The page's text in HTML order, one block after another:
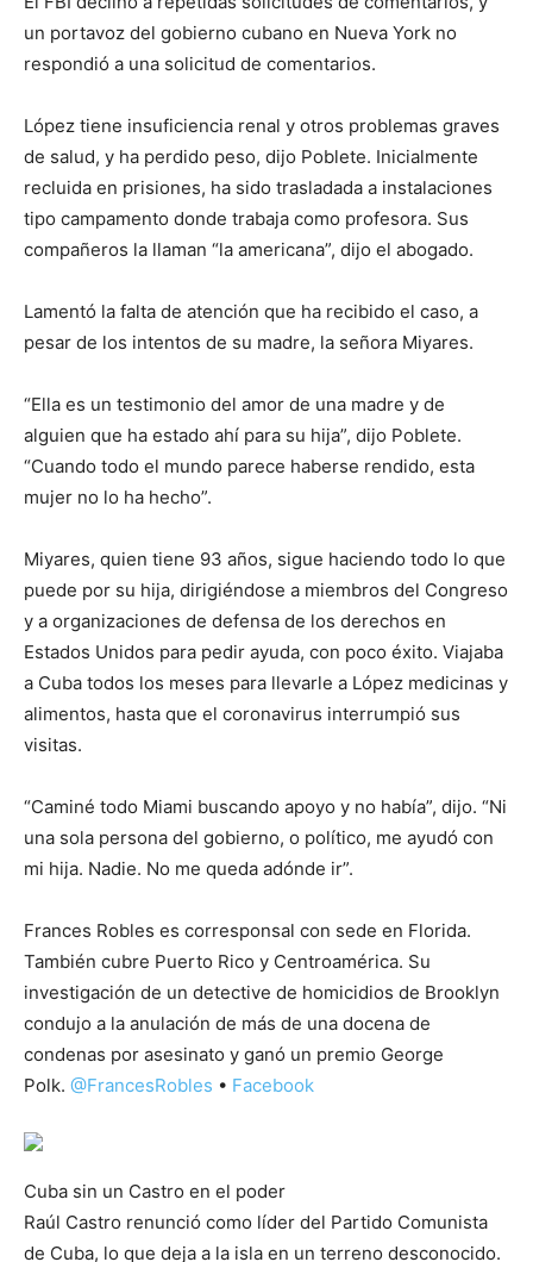
un portavoz del gobierno cubano en Nueva York no
respondió a una solicitud de comentarios.
López tiene insuficiencia renal y otros problemas graves
de salud, y ha perdido peso, dijo Poblete. Inicialmente
recluida en prisiones, ha sido trasladada a instalaciones
tipo campamento donde trabaja como profesora. Sus
compañeros la llaman “la americana”, dijo el abogado.
Lamentó la falta de atención que ha recibido el caso, a
pesar de los intentos de su madre, la señora Miyares.
“Ella es un testimonio del amor de una madre y de
alguien que ha estado ahí para su hija”, dijo Poblete.
“Cuando todo el mundo parece haberse rendido, esta
mujer no lo ha hecho”.
Miyares, quien tiene 93 años, sigue haciendo todo lo que
puede por su hija, dirigiéndose a miembros del Congreso
y a organizaciones de defensa de los derechos en
Estados Unidos para pedir ayuda, con poco éxito. Viajaba
a Cuba todos los meses para llevarle a López medicinas y
alimentos, hasta que el coronavirus interrumpió sus
visitas.
“Caminé todo Miami buscando apoyo y no había”, dijo. “Ni
una sola persona del gobierno, o político, me ayudó con
mi hija. Nadie. No me queda adónde ir”.
Frances Robles es corresponsal con sede en Florida.
También cubre Puerto Rico y Centroamérica. Su
investigación de un detective de homicidios de Brooklyn
condujo a la anulación de más de una docena de
condenas por asesinato y ganó un premio George
Polk. @FrancesRobles • Facebook
Cuba sin un Castro en el poder
Raúl Castro renunció como líder del Partido Comunista
de Cuba, lo que deja a la isla en un terreno desconocido.